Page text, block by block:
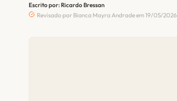
Escrito por: Ricardo Bressan
Revisado por Bianca Mayra Andrade em 19/05/2026